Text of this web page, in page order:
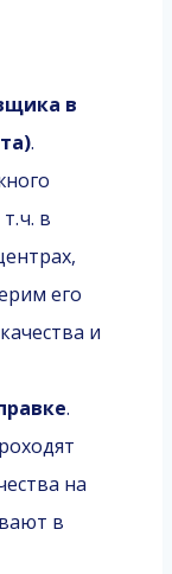
в
.
ч. в
его
и
.
на
в